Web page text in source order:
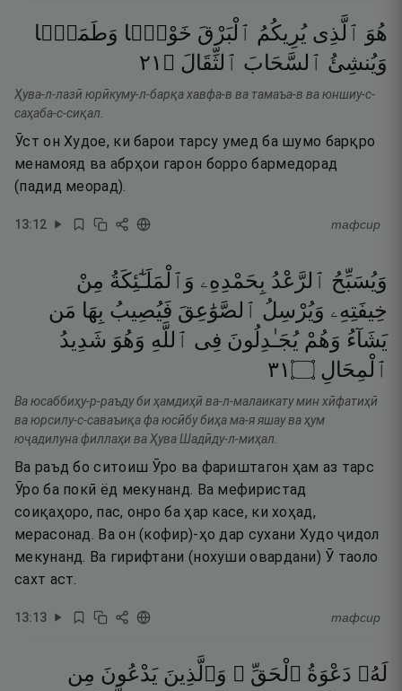
هُوَ ٱلَّذِى يُرِيكُمُ ٱلْبَرْقَ خَوْفًۭا وَطَمَعًۭا
وَيُنشِئُ ٱلسَّحَابَ ٱلثِّقَالَ ۝ ١٢
Ҳува-л-лазӣ юрӣкуму-л-барқа хавфа-в ва тамаъа-в ва юншиу-с-
саҳаба-с-сиқал.
Ӯст он Худое, ки барои тарсу умед ба шумо барқро
менамояд ва абрҳои гарон борро бармедорад
(падид меорад).
13:12 тафсир
وَيُسَبِّحُ ٱلرَّعْدُ بِحَمْدِهِۦ وَٱلْمَلَـٰٓئِكَةُ مِنْ
خِيفَتِهِۦ وَيُرْسِلُ ٱلصَّوَٰعِقَ فَيُصِيبُ بِهَا مَن
يَشَآءُ وَهُمْ يُجَـٰدِلُونَ فِى ٱللَّهِ وَهُوَ شَدِيدُ
ٱلْمِحَالِ ۝١٣
Ва юсаббиҳу-р-раъду би ҳамдиҳӣ ва-л-малаикату мин хӣфатиҳӣ
ва юрсилу-с-саваъиқа фа юсӣбу биҳа ма-я яшау ва ҳум
юҷадилуна филлаҳи ва Ҳува Шадӣду-л-миҳал.
Ва раъд бо ситоиш Ӯро ва фариштагон ҳам аз тарс
Ӯро ба покӣ ёд мекунанд. Ва мефиристад
соиқаҳоро, пас, онро ба ҳар касе, ки хоҳад,
мерасонад. Ва он (кофир)-ҳо дар сухани Худо ҷидол
мекунанд. Ва гирифтани (нохуши овардани) Ӯ таоло
сахт аст.
13:13 тафсир
لَهُۥ دَعْوَةُ ٱلْحَقِّ ۖ وَٱلَّذِينَ يَدْعُونَ مِن